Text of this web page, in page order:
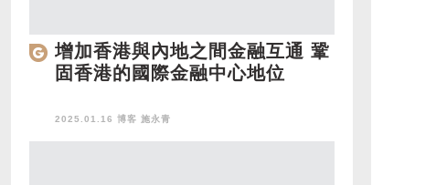
增加香港與內地之間金融互通 鞏
固香港的國際金融中心地位
2025.01.16 博客 施永青